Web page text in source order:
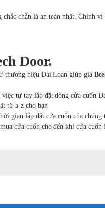
chắn là an toàn nhất. Chính vì
Door.
thương hiệu Đài Loan giúp giá
tự tay lắp đặt dòng cửa cuốn
từ a-z cho bạn
gian lắp đặt cửa cuốn của
cửa cuốn cho đến khi cửa